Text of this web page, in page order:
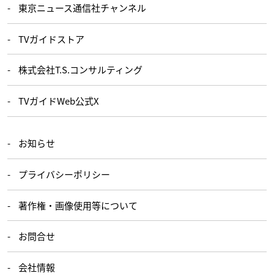
東京ニュース通信社チャンネル
TVガイドストア
株式会社T.S.コンサルティング
TVガイドWeb公式X
お知らせ
プライバシーポリシー
著作権・画像使用等について
お問合せ
会社情報